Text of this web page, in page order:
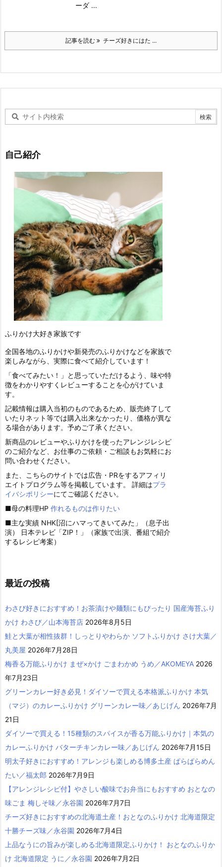
ーダ ...
記事を読む チーズ好きにはた ...
自己紹介
ふりかけ大好き家族です
全国各地のふりかけや新発売のふりかけなどを家族で
楽しみながら、実際に食べて紹介しています！
「食べてみたい！」と思っていただけるよう、味や特
徴をわかりやすくレビューすることを心がけていま
す。
記載情報は購入当初のものであるため、販売終了して
いたりネット等では購入出来なかったり、価格が異な
る場合があります。予めご了承ください。
新商品のレビューやふりかけを使ったアレンジレシピ
のご紹介など、お仕事のご依頼・ご相談もお気軽にお
問い合わせください。
また、こちらのサイトでは広告・PRをするアフィリ
エイトプログラム等を掲載しています。 詳細はプラ
イバシポリシーにてご確認ください。
■母の料理HP 作れるものは作りたい
■主な実績 NHK[沼にハマってきいてみた」（息子出
演） 日本テレビ「ZIP！」（家族で出演、番組で紹介
するレシピ考案）
最近の投稿
わさび好きにおすすめ！お茶漬けや麺類にもぴったり 国産海苔ふり
かけ わさび／山本海苔店 2026年8月5日
鮭と大葉が相性抜群！しっとりやわらか ソフトふりかけ さけ大葉／
丸美屋 2026年7月28日
梅香る万能ふりかけ まぜ×かけ ごまわかめ うめ／AKOMEYA 2026
年7月23日
グリーンカレー好き必見！ダイソーで買える本格派ふりかけ 本気
（マジ）のカレーふりかけ グリーンカレー味／あじげん 2026年7月
21日
ダイソーで買える！15種類のスパイスが香る万能ふりかけ｜本気の
カレーふりかけ バターチキンカレー味／あじげん 2026年7月15日
明太子好きにおすすめ！アレンジも楽しめる博多土産 ぱらぱらめん
たい／福太郎 2026年7月9日
【アレンジレシピ付】やさしい酸味でお弁当にもおすすめ おとなの
味ごま 梅しそ味／永谷園 2026年7月7日
チーズ好きにおすすめの北海道土産！おとなのふりかけ 北海道限定
十勝チーズ味／永谷園 2026年7月4日
上品なうにの旨みが楽しめる北海道限定ふりかけ！ おとなのふりか
け 北海道限定 うに／永谷園 2026年7月2日